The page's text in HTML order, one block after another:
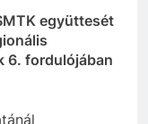
együttesét
6. fordulójában